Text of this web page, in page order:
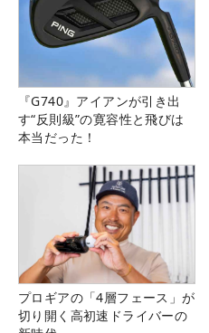
『G740』アイアンが引き出
す“反則級”の寛容性と飛びは
本当だった！
プロギアの「4層フェース」が
切り開く高初速ドライバーの